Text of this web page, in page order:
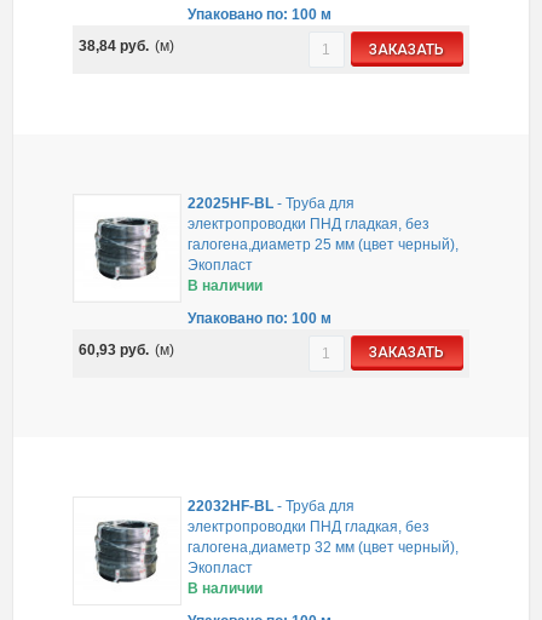
Упаковано по: 100 м
38,84руб. (м) ЗАКАЗАТЬ
22025HF-BL -Труба для
электропроводки ПНД гладкая, без
галогена,диаметр 25 мм (цвет черный),
Экопласт
В наличии
Упаковано по: 100 м
60,93руб. (м) ЗАКАЗАТЬ
22032HF-BL -Труба для
электропроводки ПНД гладкая, без
галогена,диаметр 32 мм (цвет черный),
Экопласт
В наличии